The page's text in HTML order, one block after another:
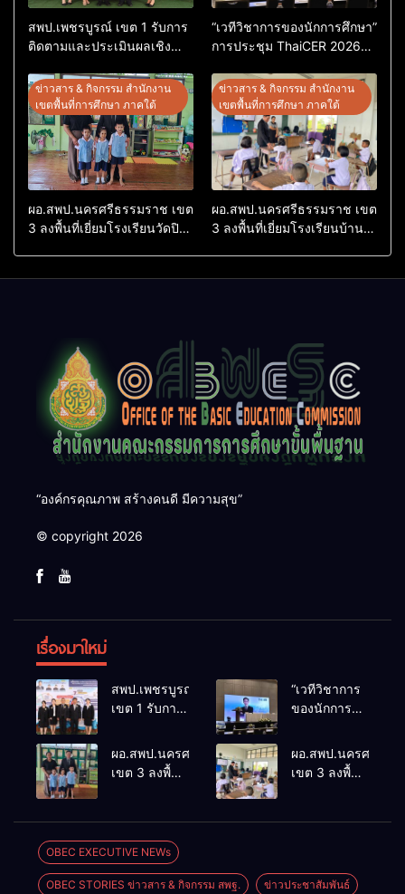
สพป.เพชรบูรณ์ เขต 1 รับการ
ติดตามและประเมินผลเชิง
ต้นแบบ” ระดับประเทศ รุ่นที่ 3
ประจำปีงบประมาณ พ.ศ.
2569
“เวทีวิชาการของนักการศึกษา”
การประชุม ThaiCER 2026
Conference on Education
Research (ThaiCER) 2026
ข่าวสาร & กิจกรรม สำนักงาน
เขตพื้นที่การศึกษา ภาคใต้
ผอ.สพป.นครศรีธรรมราช เขต
3 ลงพื้นที่เยี่ยมโรงเรียนวัดปิยา
ข่าวสาร & กิจกรรม สำนักงาน
เขตพื้นที่การศึกษา ภาคใต้
ผอ.สพป.นครศรีธรรมราช เขต
3 ลงพื้นที่เยี่ยมโรงเรียนบ้าน
“องค์กรคุณภาพ สร้างคนดี มีความสุข”
© copyright 2026
เรื่องมาใหม่
สพป.เพชรบูรณ์
เขต 1 รับการ
ประเมินผล
เชิงประจักษ์
ต้นแบบ”
ระดับประเทศ
รุ่นที่ 3 ประจำ
ปีงบประมาณ
“เวทีวิชาการ
ของนักการ
ThaiCER
International
Research
ผอ.สพป.นครศรีธรรมราช
เขต 3 ลงพื้นที่
ปากพนัง
ผอ.สพป.นครศรีธรร
เขต 3 ลงพื้นที่
OBEC EXECUTIVE NEWs
OBEC STORIES ข่าวสาร & กิจกรรม สพฐ. ข่าวประชาสัมพันธ์